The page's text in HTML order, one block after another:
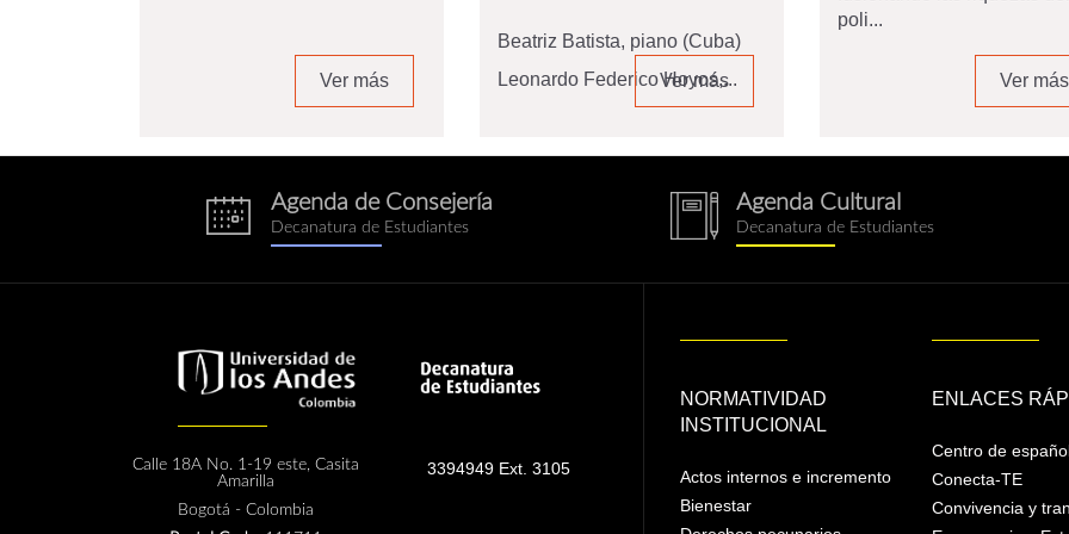
Ver más
Beatriz Batista, piano (Cuba)
Leonardo Federico Hoyos,...
Ver más
poli...
Ver más
eventos.png
Agenda de Consejería
Decanatura de Estudiantes notebook.png
Agenda Cultural
Decanatura de Estudiantes
Calle 18A No. 1-19 este, Casita
Amarilla
Bogotá - Colombia
3394949 Ext. 3105
NORMATIVIDAD
INSTITUCIONAL
Actos internos e incremento
Bienestar
ENLACES
Centro de
Conecta-TE
Convivencia y